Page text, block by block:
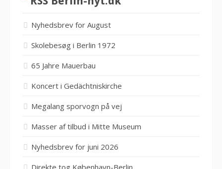
Nyhedsbrev for August
Skolebesøg i Berlin 1972
65 Jahre Mauerbau
Koncert i Gedächtniskirche
Megalang sporvogn på vej
Masser af tilbud i Mitte Museum
Nyhedsbrev for juni 2026
Direkte tog København-Berlin